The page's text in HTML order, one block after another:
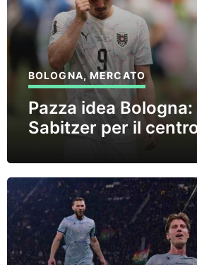
BOLOGNA,MERCATO
Pazza idea
Sabitzer per il